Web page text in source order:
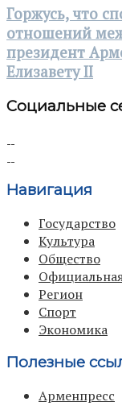
Горжусь, что
отношений
президент
Елизавету II
Социальные
Навигация
Государство
Культура
Общество
Регион
Спорт
Экономика
Полезные
Арменпресс